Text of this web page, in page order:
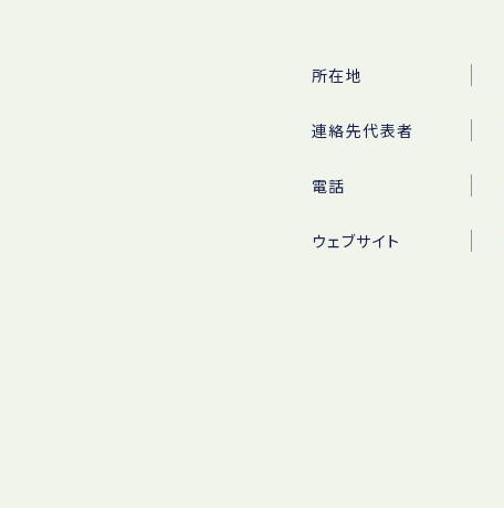
所在地
連絡先代表者
電話
ウェブサイト